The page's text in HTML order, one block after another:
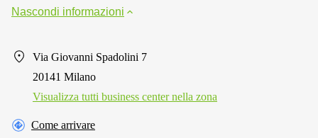
Nascondi informazioni
Via Giovanni Spadolini 7
20141 Milano
Visualizza tutti business center nella zona
Come arrivare